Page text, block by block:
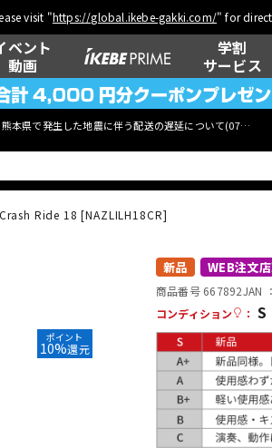
visit "https://global.ikebe-gakki.com/" for
ベント
動画
学割
サービス
熊本県で発生した地震に伴う配送の遅延について(07月29日
ウクレレ
管楽器 その他楽器
レコーディ
グ機器
Ride 18 [NAZLILH18CR]
ポイント
10%還元
新品 WEB注文
商品番号 667892JAN ：
コンディション
： S